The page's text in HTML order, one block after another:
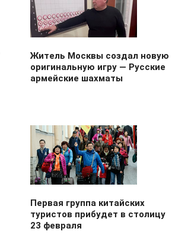
Житель Москвы создал новую
оригинальную игру — Русские
армейские шахматы
Первая группа китайских
туристов прибудет в столицу
23 февраля